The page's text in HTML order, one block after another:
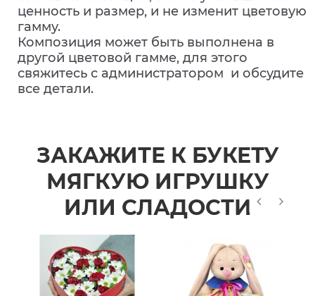
ценность и размер, и не изменит цветовую
гамму.
Композиция может быть выполнена в
другой цветовой гамме, для этого
свяжитесь с администратором и обсудите
все детали.
ЗАКАЖИТЕ К БУКЕТУ
МЯГКУЮ ИГРУШКУ
ИЛИ СЛАДОСТИ